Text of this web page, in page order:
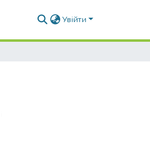
Увійти